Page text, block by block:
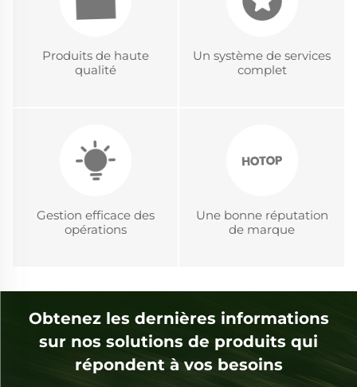
Produits de haute
qualité
Un système de services
complet
Gestion efficace des
opérations
Une bonne réputation
de marque
Obtenez les dernières informations
sur nos solutions de produits qui
répondent à vos besoins